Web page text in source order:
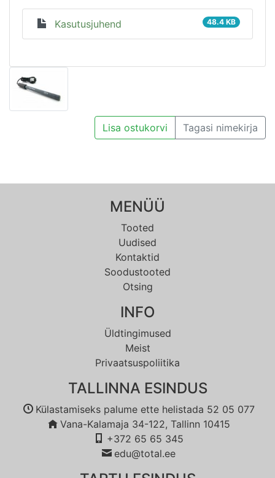
Kasutusjuhend 48.4 KB
Lisa ostukorvi Tagasi nimekirja
MENÜÜ
Tooted
Uudised
Kontaktid
Soodustooted
Otsing
INFO
Üldtingimused
Meist
Privaatsuspoliitika
TALLINNA ESINDUS
Külastamiseks palume ette helistada 52 05 077
Vana-Kalamaja 34-122, Tallinn 10415
+372 65 65 345
edu@total.ee